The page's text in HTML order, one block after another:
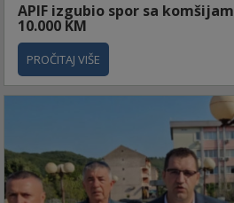
APIF izgubio spor sa
10.000 KM
PROČITAJ VIŠE